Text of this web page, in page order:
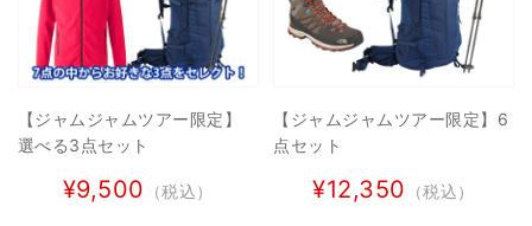
【ジャムジャムツアー限定】
選べる3点セット
¥9,500 （税込）
【ジャムジャムツアー限定】6
点セット
¥12,350 （税込）